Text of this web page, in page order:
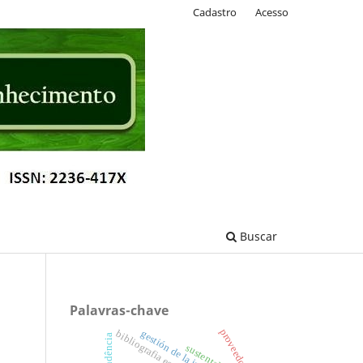
Buscar
Cadastro Acesso
Palavras-chave
tendência proveedor